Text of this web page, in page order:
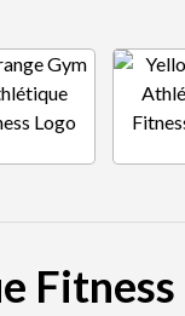
Fitness